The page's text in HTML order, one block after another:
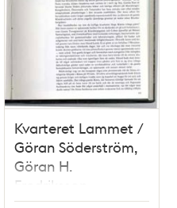
Kvarteret Lammet /
Göran Söderström,
Göran H.
Fredriksson